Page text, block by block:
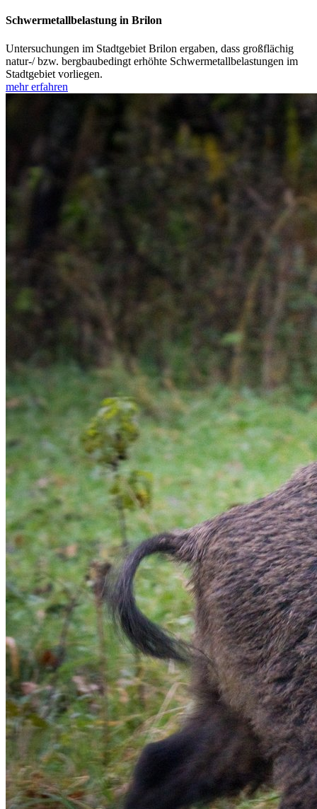
Schwermetallbelastung in Brilon
Untersuchungen im Stadtgebiet Brilon ergaben, dass großflächig
natur-/ bzw. bergbaubedingt erhöhte Schwermetallbelastungen im
Stadtgebiet vorliegen.
mehr erfahren